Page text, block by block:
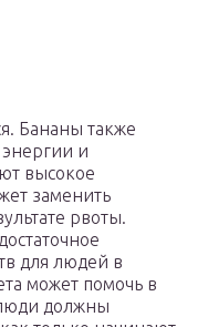
Бананы также
и
высокое
заменить
рвоты.
для людей в
может помочь в
должны